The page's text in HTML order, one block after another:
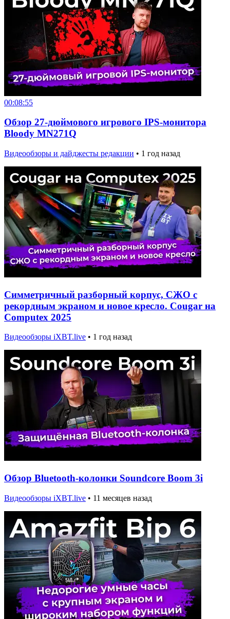
00:08:55
Обзор 27-дюймового игрового IPS-монитора
Bloody MN271Q
Видеообзоры и дайджесты редакции • 1 год назад
Симметричный разборный корпус, СЖО с
рекордным экраном и новое кресло. Cougar на
Computex 2025
Видеообзоры iXBT.live • 1 год назад
Обзор Bluetooth-колонки Soundcore Boom 3i
Видеообзоры iXBT.live • 11 месяцев назад